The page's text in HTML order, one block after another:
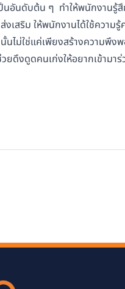
นอันดับต้น ๆ ทำให้พนักงาน
สริม ให้พนักงานได้ใช้ความ
นไม่ใช่แค่เพียงสร้างความ
ดึงดูดคนเก่งให้อยากเข้าม